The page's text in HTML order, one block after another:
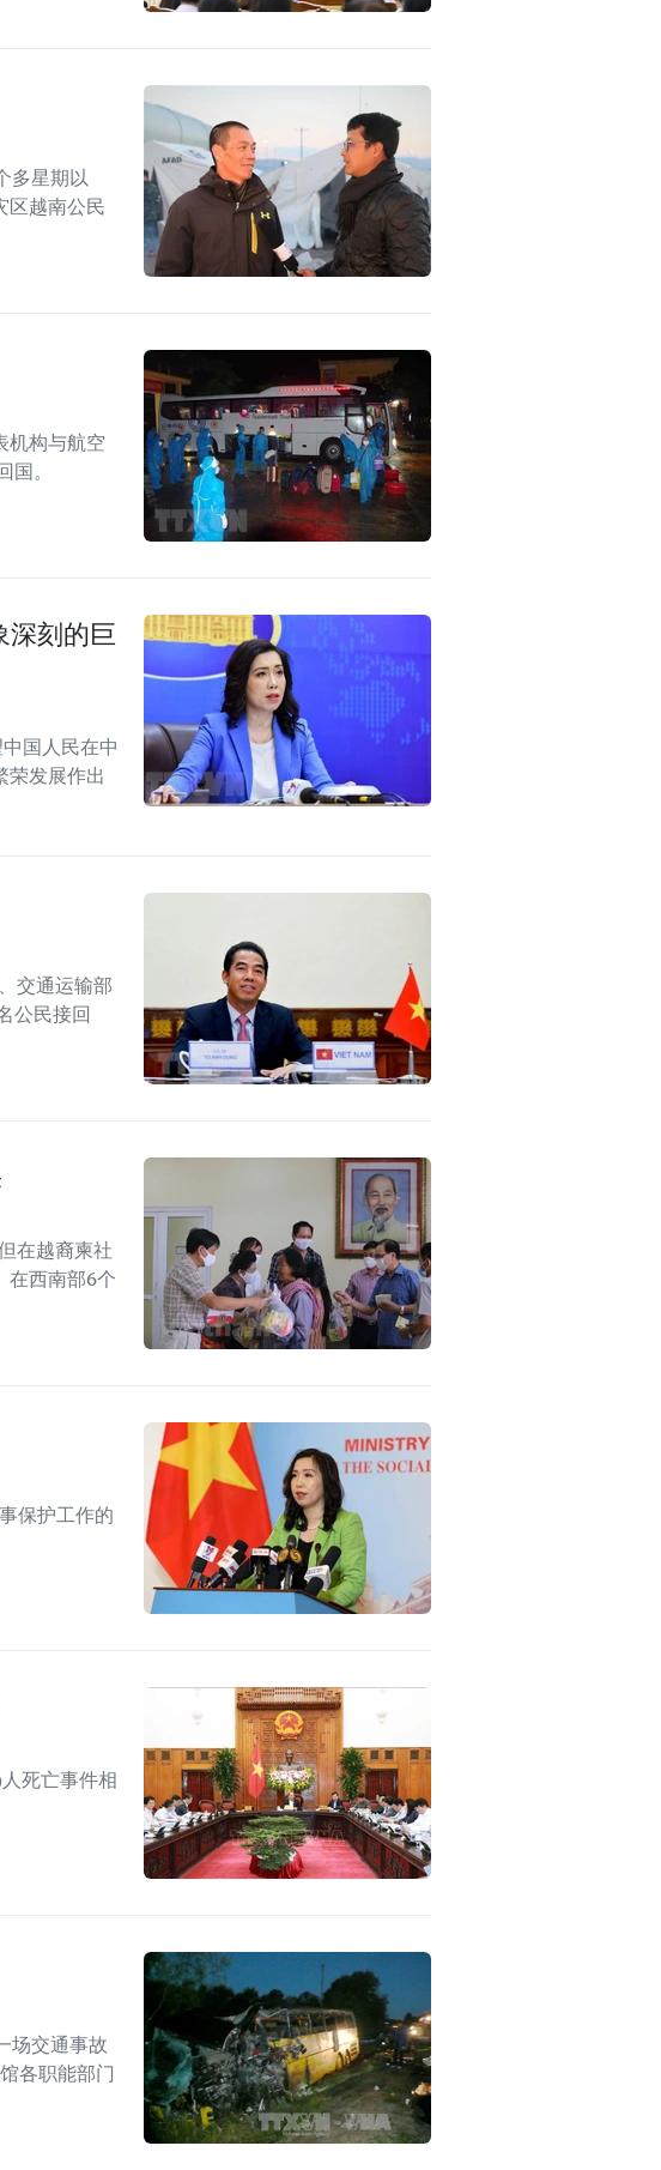
多星期以
区越南公民
机构与航空
。
深刻的巨
国人民在中
荣发展作出
交通运输部
公民接回
在越裔柬社
在西南部6个
保护工作的
死亡事件相
场交通事故
各职能部门